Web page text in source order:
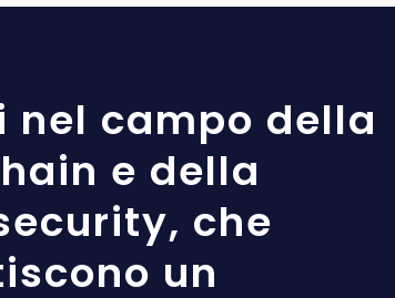
nel campo della
e della
che
un